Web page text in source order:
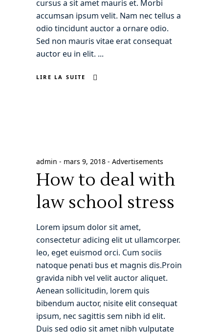
cursus a sit amet mauris et. Morbi
accumsan ipsum velit. Nam nec tellus a
odio tincidunt auctor a ornare odio.
Sed non mauris vitae erat consequat
auctor eu in elit.
LIRE LA SUITE
admin mars 9, 2018 Advertisements
How to deal with
law school stress
Lorem ipsum dolor sit amet,
consectetur adicing elit ut ullamcorper.
leo, eget euismod orci. Cum sociis
natoque penati bus et magnis dis.Proin
gravida nibh vel velit auctor aliquet.
Aenean sollicitudin, lorem quis
bibendum auctor, nisite elit consequat
ipsum, nec sagittis sem nibh id elit.
Duis sed odio sit amet nibh vulputate